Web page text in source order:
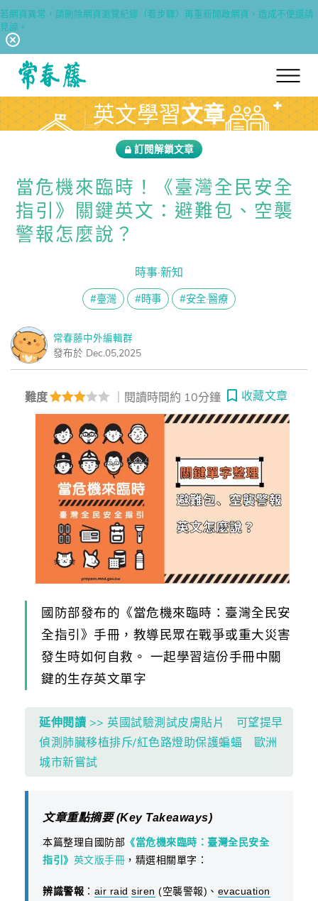
若網頁異常，請刪除網頁瀏覽紀錄（看步驟）再重新開啟網頁，造成不便還請
見諒。
回常春藤首頁 英文學習文章
訂閱解鎖文章
當危機來臨時！《臺灣全民安全
指引》關鍵英文：避難包、空襲
警報怎麼說？
時事·新知
#臺灣 #時事 #安全·醫療
常春藤中外編輯群
發布於 Dec.05,2025
難度 ｜閱讀時間約 10分鐘 收藏文章
國防部發布的《當危機來臨時：臺灣全民安
全指引》手冊，教導民眾在戰爭或重大災害
發生時如何自救。 一起學習這份手冊中關
鍵的生存英文單字
延伸閱讀 >> 英國試驗測試皮膚貼片 可望提早
偵測肺臟移植排斥/紅色路燈助保護蝙蝠 歐洲
城市新嘗試
文章重點摘要 (Key Takeaways)
本篇整理自國防部 《當危機來臨時：臺灣全民安全
指引》 英文版手冊 ，精選相關單字：
辨識警報 ： air raid siren (空襲警報)、 evacuation